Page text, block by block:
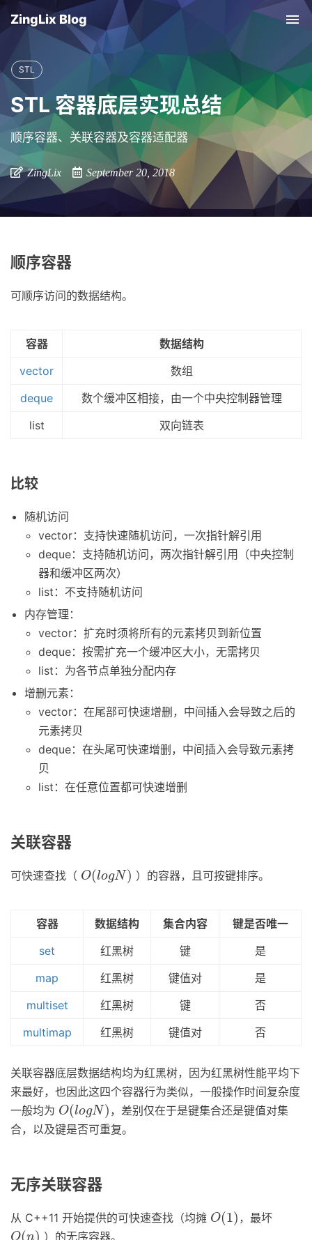
ZingLix Blog
STL
STL 容器底层实现总结
顺序容器、关联容器及容器适配器
ZingLix September 20, 2018
顺序容器
可顺序访问的数据结构。
容器
数据结构
vector
数组
deque
数个缓冲区相接，由一个中央控制器管理
list
双向链表
比较
随机访问
vector：支持快速随机访问，一次指针解引用
deque：支持随机访问，两次指针解引用（中央控制
器和缓冲区两次）
list：不支持随机访问
内存管理：
vector：扩充时须将所有的元素拷贝到新位置
deque：按需扩充一个缓冲区大小，无需拷贝
list：为各节点单独分配内存
增删元素：
vector：在尾部可快速增删，中间插入会导致之后的
元素拷贝
deque：在头尾可快速增删，中间插入会导致元素拷
贝
list：在任意位置都可快速增删
关联容器
可快速查找（ O(logN)
O(lo gN) ）的容器，且可按键排序。
容器 数据结构 集合内容
键是否唯一
set
红黑树 键
是
map
红黑树 键值对
是
multiset
红黑树 键
否
multimap
红黑树 键值对 否
关联容器底层数据结构均为红黑树，因为红黑树性能平均下
来最好，也因此这四个容器行为类似，一般操作时间复杂度
一般均为 O(logN)
O(lo gN) ，差别仅在于是键集合还是键值对集
合，以及键是否可重复。
无序关联容器
从 C++11 开始提供的可快速查找（均摊 O(1)
O(1 ) ，最坏
O(n)
O(n) ）的无序容器。